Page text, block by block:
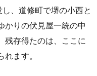
、道修町で堺の小西と
かりの伏見屋一統の中
残存得たのは、ここに
ます。